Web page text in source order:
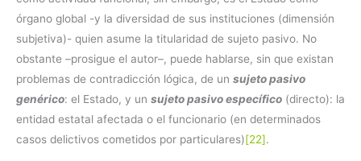
órgano global -y la diversidad de sus instituciones (dimensión
subjetiva)- quien asume la titularidad de sujeto pasivo. No
obstante –prosigue el autor–, puede hablarse, sin que existan
problemas de contradicción lógica, de un sujeto pasivo
genérico: el Estado, y un sujeto pasivo específico (directo): la
entidad estatal afectada o el funcionario (en determinados
casos delictivos cometidos por particulares)[22].